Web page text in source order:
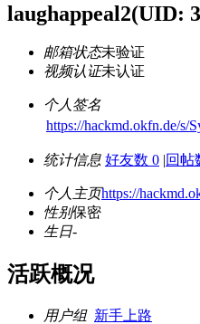
laughappeal2(UID:
邮箱状态未验证
视频认证未认证
个人签名
https://hackmd.okfn.de/s/
统计信息 好友数 0 |回帖
个人主页https://
性别保密
生日-
活跃概况
用户组 新手上路